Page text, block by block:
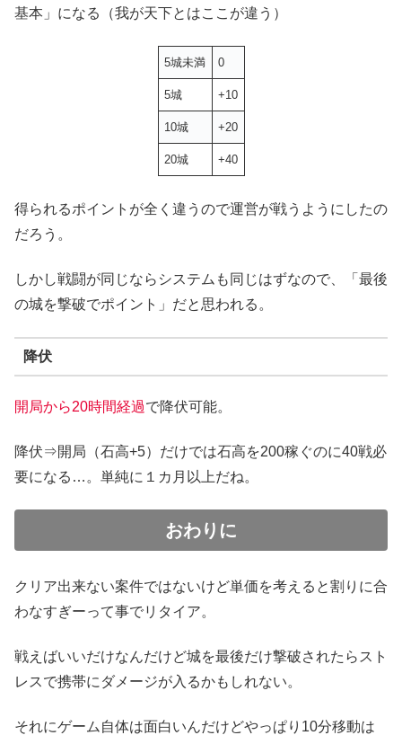
基本」になる（我が天下とはここが違う）
5城未満 0
5城 +10
10城 +20
20城 +40
得られるポイントが全く違うので運営が戦うようにしたの
だろう。
しかし戦闘が同じならシステムも同じはずなので、「最後
の城を撃破でポイント」だと思われる。
降伏
開局から20時間経過で降伏可能。
降伏⇒開局（石高+5）だけでは石高を200稼ぐのに40戦必
要になる…。単純に１カ月以上だね。
おわりに
クリア出来ない案件ではないけど単価を考えると割りに合
わなすぎーって事でリタイア。
戦えばいいだけなんだけど城を最後だけ撃破されたらスト
レスで携帯にダメージが入るかもしれない。
それにゲーム自体は面白いんだけどやっぱり10分移動は